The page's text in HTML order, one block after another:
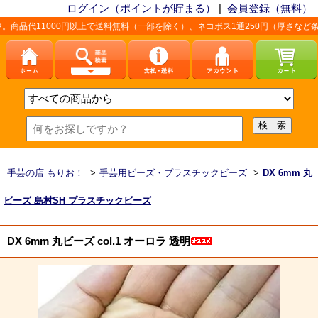
ログイン（ポイントが貯まる） | 会員登録（無料）
上で送料無料（一部を除く）、ネコポス1通250円（厚さなど条件あり）。詳し
手芸の店 もりお！ > 手芸用ビーズ・プラスチックビーズ > DX 6mm 丸
ビーズ 島村SH プラスチックビーズ
DX 6mm 丸ビーズ col.1 オーロラ 透明